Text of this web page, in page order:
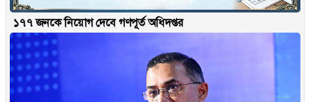
১৭৭ জনকে নিয়োগ দেবে গণপূর্ত অধিদপ্তর